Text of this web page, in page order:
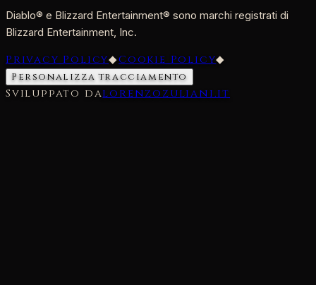
Diablo® e Blizzard Entertainment® sono marchi registrati di
Blizzard Entertainment, Inc.
Privacy Policy◆Cookie Policy◆
Personalizza tracciamento
Sviluppato dalorenzozuliani.it